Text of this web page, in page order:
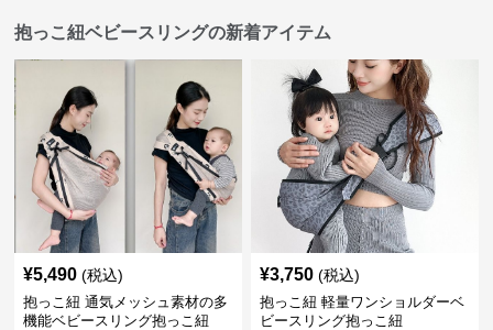
抱っこ紐ベビースリングの新着アイテム
¥5,490 (税込)
抱っこ紐 通気メッシュ素材の多
機能ベビースリング抱っこ紐
¥3,750 (税込)
抱っこ紐 軽量ワンショルダーベ
ビースリング抱っこ紐